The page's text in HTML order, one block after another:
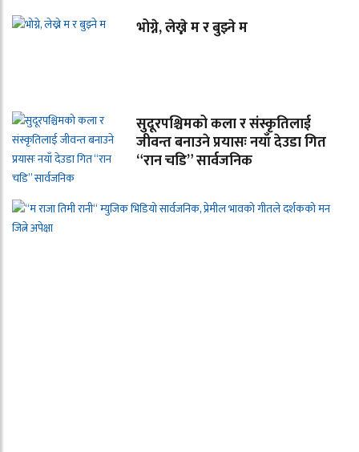
भोग्ने, लेख्ने म र बुझ्ने म
सुदूरपश्चिमको कला र संस्कृतिलाई
जीवन्त बनाउने प्रयासः नयाँ देउडा गित
“रान चडि” सार्वजनिक